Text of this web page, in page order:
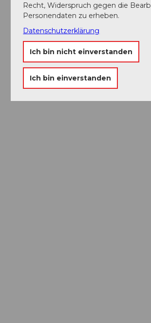
Recht, Widerspruch gegen die
Personendaten zu erheben.
Datenschutzerklärung
Ich bin nicht einverstanden
Ich bin einverstanden